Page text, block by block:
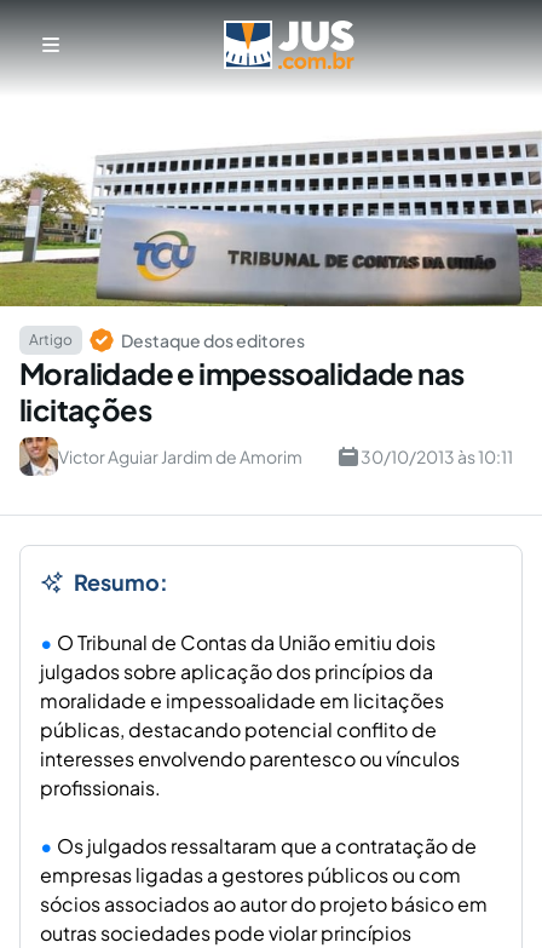
Artigo Destaque dos editores
Moralidade e impessoalidade nas
licitações
Victor Aguiar Jardim de Amorim 30/10/2013 às 10:11
Resumo:
O Tribunal de Contas da União emitiu dois
julgados sobre aplicação dos princípios da
moralidade e impessoalidade em licitações
públicas, destacando potencial conflito de
interesses envolvendo parentesco ou vínculos
profissionais.
Os julgados ressaltaram que a contratação de
empresas ligadas a gestores públicos ou com
sócios associados ao autor do projeto básico em
outras sociedades pode violar princípios